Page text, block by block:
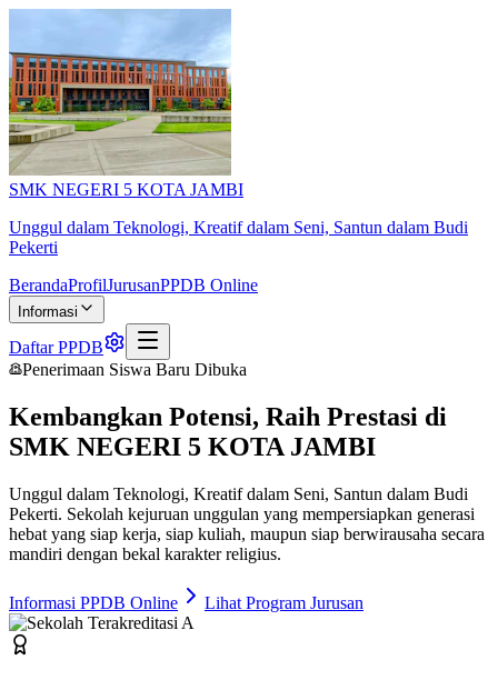
SMK NEGERI 5 KOTA JAMBI
Unggul dalam Teknologi, Kreatif dalam Seni, Santun dalam Budi
Pekerti
BerandaProfilJurusanPPDB Online
Informasi
Daftar PPDB
Penerimaan Siswa Baru Dibuka
Kembangkan Potensi, Raih Prestasi di
SMK NEGERI 5 KOTA JAMBI
Unggul dalam Teknologi, Kreatif dalam Seni, Santun dalam Budi
Pekerti. Sekolah kejuruan unggulan yang mempersiapkan generasi
hebat yang siap kerja, siap kuliah, maupun siap berwirausaha secara
mandiri dengan bekal karakter religius.
Informasi PPDB Online Lihat Program Jurusan